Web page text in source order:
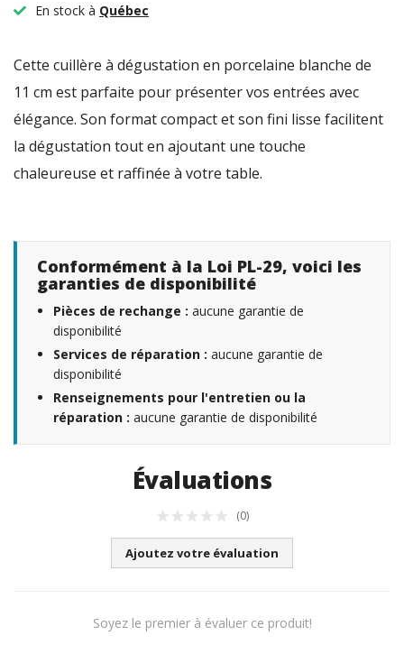
En stock à Québec
Cette cuillère à dégustation en porcelaine blanche de
11 cm est parfaite pour présenter vos entrées avec
élégance. Son format compact et son fini lisse facilitent
la dégustation tout en ajoutant une touche
chaleureuse et raffinée à votre table.
Conformément à la Loi PL-29, voici les
garanties de disponibilité
Pièces de rechange : aucune garantie de
disponibilité
Services de réparation : aucune garantie de
disponibilité
Renseignements pour l'entretien ou la
réparation : aucune garantie de disponibilité
Évaluations
(0)
Ajoutez votre évaluation
Soyez le premier à évaluer ce produit!